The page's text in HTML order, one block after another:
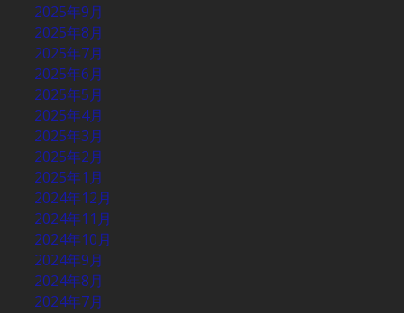
2025年9月
2025年8月
2025年7月
2025年6月
2025年5月
2025年4月
2025年3月
2025年2月
2025年1月
2024年12月
2024年11月
2024年10月
2024年9月
2024年8月
2024年7月